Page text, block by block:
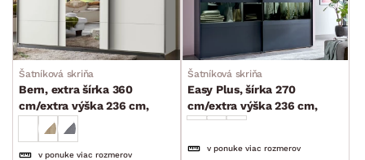
Šatníková skriňa
Bern, extra šírka 360
cm/extra výška 236 cm,
v ponuke viac rozmerov
Šatníková skriňa
Easy Plus, šírka 270
cm/extra výška 236 cm,
grafit/sklo
v ponuke viac rozmerov